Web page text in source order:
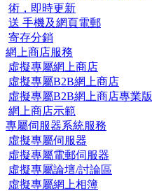
術，即時更新
送 手機及網頁電郵
寄存分銷
網上商店服務
虛擬專屬網上商店
虛擬專屬B2B網上商店
虛擬專屬B2B網上商店專業版
網上商店示範
專屬伺服器系統服務
虛擬專屬伺服器
虛擬專屬電郵伺服器
虛擬專屬論壇/討論區
虛擬專屬網上相簿